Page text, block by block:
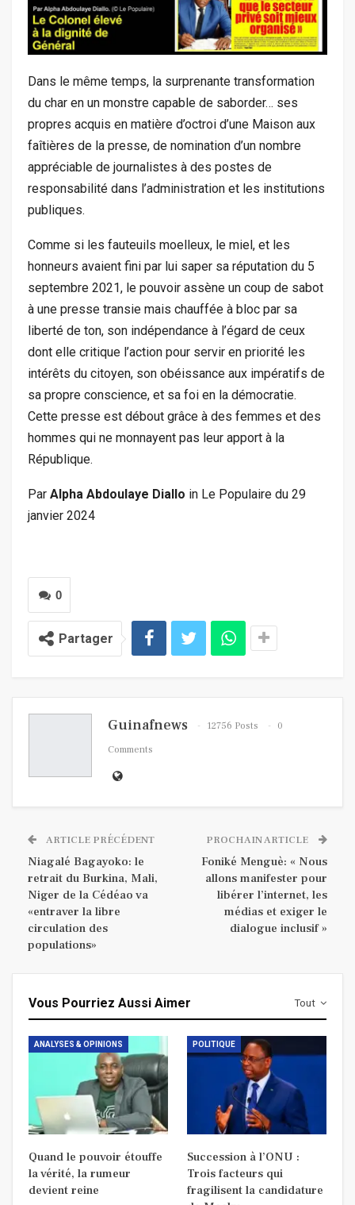
Dans le même temps, la surprenante transformation
du char en un monstre capable de saborder… ses
propres acquis en matière d’octroi d’une Maison aux
faîtières de la presse, de nomination d’un nombre
appréciable de journalistes à des postes de
responsabilité dans l’administration et les institutions
publiques.
Comme si les fauteuils moelleux, le miel, et les
honneurs avaient fini par lui saper sa réputation du 5
septembre 2021, le pouvoir assène un coup de sabot
à une presse transie mais chauffée à bloc par sa
liberté de ton, son indépendance à l’égard de ceux
dont elle critique l’action pour servir en priorité les
intérêts du citoyen, son obéissance aux impératifs de
sa propre conscience, et sa foi en la démocratie.
Cette presse est débout grâce à des femmes et des
hommes qui ne monnayent pas leur apport à la
République.
Par Alpha Abdoulaye Diallo in Le Populaire du 29
janvier 2024
0
Partager
Guinafnews 12756 Posts
0
Comments
ARTICLE PRÉCÉDENT
Niagalé Bagayoko: le
retrait du Burkina, Mali,
Niger de la Cédéao va
«entraver la libre
circulation des
populations»
PROCHAIN ARTICLE
Foniké Menguè: « Nous
allons manifester pour
libérer l’internet, les
médias et exiger le
dialogue inclusif »
Tout
Vous Pourriez Aussi Aimer
ANALYSES & OPINIONS
Quand le pouvoir étouffe
la vérité, la rumeur
devient reine
POLITIQUE
Succession à l’ONU :
Trois facteurs qui
fragilisent la candidature